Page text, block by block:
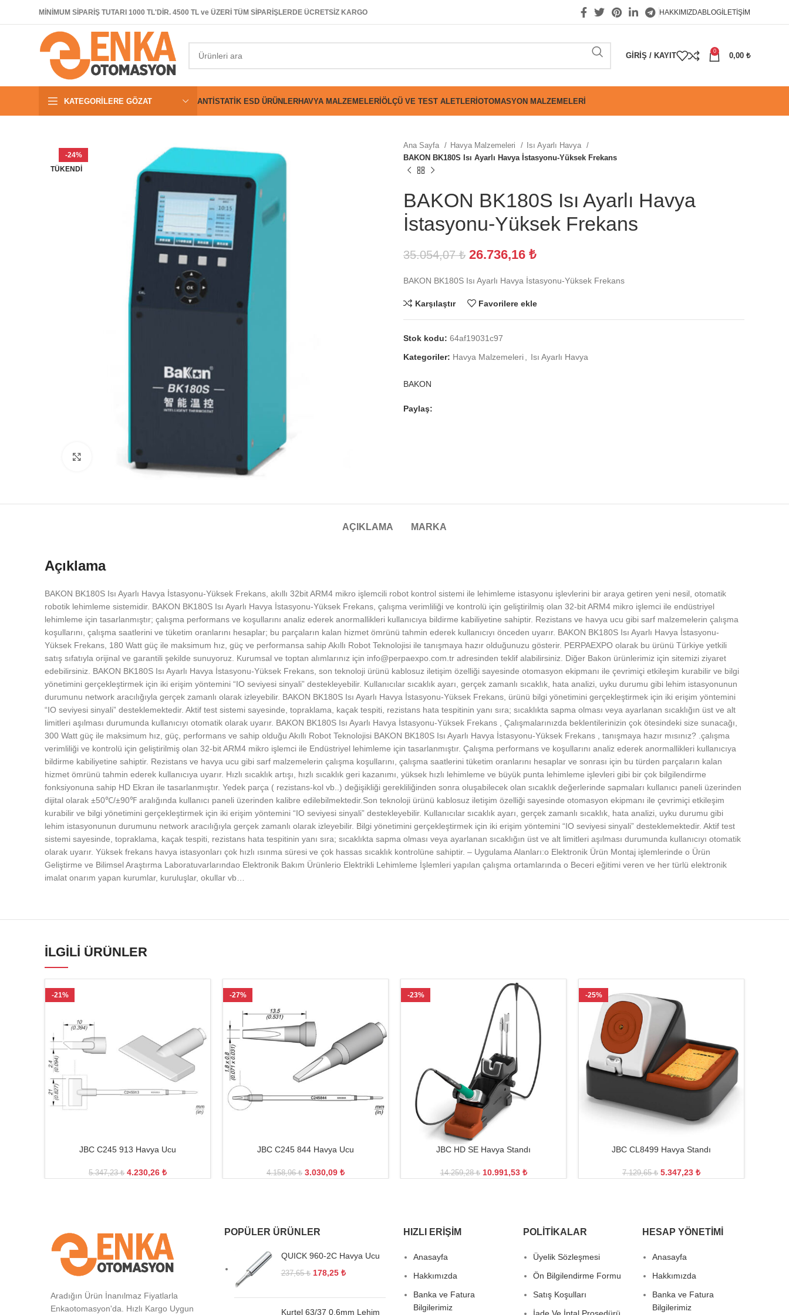
MİNİMUM SİPARİŞ TUTARI 1000 TL'DİR. 4500 TL ve ÜZERİ TÜM SİPARİŞLERDE ÜCRETSİZ KARGO HAKKIMIZDABLOGİLETIŞIM
GIRIŞ / KAYIT
0
0,00 ₺
KATEGORILERE GÖZAT ANTISTATIK ESD ÜRÜNLERHAVYA MALZEMELERIÖLÇÜ VE TEST ALETLERIOTOMASYON MALZEMELERI
-24%
TÜKENDI
Büyütmek için tıklayın
Ana Sayfa Havya Malzemeleri
Isı Ayarlı Havya
BAKON BK180S Isı Ayarlı Havya İstasyonu-Yüksek Frekans
BAKON BK180S Isı Ayarlı Havya
İstasyonu-Yüksek Frekans
35.054,07₺ 26.736,16 ₺
BAKON BK180S Isı Ayarlı Havya İstasyonu-Yüksek Frekans
Karşılaştır Favorilere ekle
Stok kodu: 64af19031c97
Kategoriler: Havya Malzemeleri Isı Ayarlı Havya
BAKON
Paylaş:
AÇIKLAMA MARKA
Açıklama
BAKON BK180S Isı Ayarlı Havya İstasyonu-Yüksek Frekans, akıllı 32bit ARM4 mikro işlemcili robot kontrol sistemi ile lehimleme istasyonu işlevlerini bir araya getiren yeni nesil, otomatik
robotik lehimleme sistemidir. BAKON BK180S Isı Ayarlı Havya İstasyonu-Yüksek Frekans, çalışma verimliliği ve kontrolü için geliştirilmiş olan 32-bit ARM4 mikro işlemci ile endüstriyel
lehimleme için tasarlanmıştır; çalışma performans ve koşullarını analiz ederek anormallikleri kullanıcıya bildirme kabiliyetine sahiptir. Rezistans ve havya ucu gibi sarf malzemelerin çalışma
koşullarını, çalışma saatlerini ve tüketim oranlarını hesaplar; bu parçaların kalan hizmet ömrünü tahmin ederek kullanıcıyı önceden uyarır. BAKON BK180S Isı Ayarlı Havya İstasyonu-
Yüksek Frekans, 180 Watt güç ile maksimum hız, güç ve performansa sahip Akıllı Robot Teknolojisi ile tanışmaya hazır olduğunuzu gösterir. PERPAEXPO olarak bu ürünü Türkiye yetkili
satış sıfatıyla orijinal ve garantili şekilde sunuyoruz. Kurumsal ve toptan alımlarınız için info@perpaexpo.com.tr adresinden teklif alabilirsiniz. Diğer Bakon ürünlerimiz için sitemizi ziyaret
edebilirsiniz. BAKON BK180S Isı Ayarlı Havya İstasyonu-Yüksek Frekans, son teknoloji ürünü kablosuz iletişim özelliği sayesinde otomasyon ekipmanı ile çevrimiçi etkileşim kurabilir ve bilgi
yönetimini gerçekleştirmek için iki erişim yöntemini “IO seviyesi sinyali” destekleyebilir. Kullanıcılar sıcaklık ayarı, gerçek zamanlı sıcaklık, hata analizi, uyku durumu gibi lehim istasyonunun
durumunu network aracılığıyla gerçek zamanlı olarak izleyebilir. BAKON BK180S Isı Ayarlı Havya İstasyonu-Yüksek Frekans, ürünü bilgi yönetimini gerçekleştirmek için iki erişim yöntemini
“IO seviyesi sinyali” desteklemektedir. Aktif test sistemi sayesinde, topraklama, kaçak tespiti, rezistans hata tespitinin yanı sıra; sıcaklıkta sapma olması veya ayarlanan sıcaklığın üst ve alt
limitleri aşılması durumunda kullanıcıyı otomatik olarak uyarır. BAKON BK180S Isı Ayarlı Havya İstasyonu-Yüksek Frekans , Çalışmalarınızda beklentilerinizin çok ötesindeki size sunacağı,
300 Watt güç ile maksimum hız, güç, performans ve sahip olduğu Akıllı Robot Teknolojisi BAKON BK180S Isı Ayarlı Havya İstasyonu-Yüksek Frekans , tanışmaya hazır mısınız? .çalışma
verimliliği ve kontrolü için geliştirilmiş olan 32-bit ARM4 mikro işlemci ile Endüstriyel lehimleme için tasarlanmıştır. Çalışma performans ve koşullarını analiz ederek anormallikleri kullanıcıya
bildirme kabiliyetine sahiptir. Rezistans ve havya ucu gibi sarf malzemelerin çalışma koşullarını, çalışma saatlerini tüketim oranlarını hesaplar ve sonrası için bu türden parçaların kalan
hizmet ömrünü tahmin ederek kullanıcıya uyarır. Hızlı sıcaklık artışı, hızlı sıcaklık geri kazanımı, yüksek hızlı lehimleme ve büyük punta lehimleme işlevleri gibi bir çok bilgilendirme
fonksiyonuna sahip HD Ekran ile tasarlanmıştır. Yedek parça ( rezistans-kol vb..) değişikliği gerekliliğinden sonra oluşabilecek olan sıcaklık değerlerinde sapmaları kullanıcı paneli üzerinden
dijital olarak ±50℃/±90℉ aralığında kullanıcı paneli üzerinden kalibre edilebilmektedir.Son teknoloji ürünü kablosuz iletişim özelliği sayesinde otomasyon ekipmanı ile çevrimiçi etkileşim
kurabilir ve bilgi yönetimini gerçekleştirmek için iki erişim yöntemini “IO seviyesi sinyali” destekleyebilir. Kullanıcılar sıcaklık ayarı, gerçek zamanlı sıcaklık, hata analizi, uyku durumu gibi
lehim istasyonunun durumunu network aracılığıyla gerçek zamanlı olarak izleyebilir. Bilgi yönetimini gerçekleştirmek için iki erişim yöntemini “IO seviyesi sinyali” desteklemektedir. Aktif test
sistemi sayesinde, topraklama, kaçak tespiti, rezistans hata tespitinin yanı sıra; sıcaklıkta sapma olması veya ayarlanan sıcaklığın üst ve alt limitleri aşılması durumunda kullanıcıyı otomatik
olarak uyarır. Yüksek frekans havya istasyonları çok hızlı ısınma süresi ve çok hassas sıcaklık kontrolüne sahiptir. – Uygulama Alanları:o Elektronik Ürün Montaj işlemlerinde o Ürün
Geliştirme ve Bilimsel Araştırma Laboratuvarlarındao Elektronik Bakım Ürünlerio Elektrikli Lehimleme İşlemleri yapılan çalışma ortamlarında o Beceri eğitimi veren ve her türlü elektronik
imalat onarım yapan kurumlar, kuruluşlar, okullar vb…
İLGILI ÜRÜNLER
-21%
JBC C245 913 Havya Ucu
5.347,23₺ 4.230,26 ₺
-27%
JBC C245 844 Havya Ucu
4.158,96₺ 3.030,09 ₺
-23%
JBC HD SE Havya Standı
14.259,28₺ 10.991,53 ₺
-25%
JBC CL8499 Havya Standı
7.129,65₺ 5.347,23 ₺
Aradığın Ürün İnanılmaz Fiyatlarla
Enkaotomasyon'da. Hızlı Kargo Uygun
POPÜLER ÜRÜNLER
QUICK 960-2C Havya Ucu
237,65₺ 178,25 ₺
Kurtel 63/37 0,6mm Lehim
HIZLI ERIŞIM
Anasayfa
Hakkımızda
Banka ve Fatura
Bilgilerimiz
POLITIKALAR
Üyelik Sözleşmesi
Ön Bilgilendirme Formu
Satış Koşulları
HESAP YÖNETIMI
Anasayfa
Hakkımızda
Banka ve Fatura
Bilgilerimiz